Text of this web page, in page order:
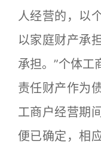
人经营的，以
以家庭财产承
承担。”个体工
责任财产作为
工商户经营期
便已确定，相